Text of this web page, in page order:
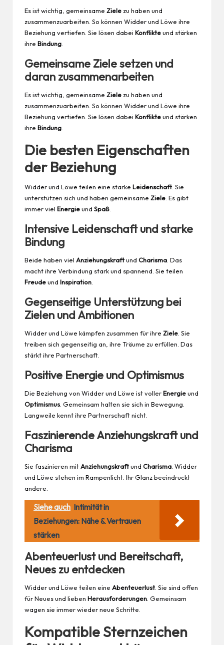
Es ist wichtig, gemeinsame Ziele zu haben und
zusammenzuarbeiten. So können Widder und Löwe ihre
Beziehung vertiefen. Sie lösen dabei Konflikteund stärken
ihre Bindung
Gemeinsame Ziele setzen und
daran zusammenarbeiten
Es ist wichtig, gemeinsame Ziele zu haben und
zusammenzuarbeiten. So können Widder und Löwe ihre
Beziehung vertiefen. Sie lösen dabei Konflikteund stärken
ihre Bindung
Die besten Eigenschaften
der Beziehung
Widder und Löwe teilen eine starke Leidenschaft . Sie
unterstützen sich und haben gemeinsame Ziele . Es gibt
immer viel Energieund Spaß
Intensive Leidenschaft und starke
Bindung
Beide haben viel Anziehungskraftund Charisma . Das
macht ihre Verbindung stark und spannend. Sie teilen
Freudeund Inspiration
Gegenseitige Unterstützung bei
Zielen und Ambitionen
Widder und Löwe kämpfen zusammen für ihre Ziele . Sie
treiben sich gegenseitig an, ihre Träume zu erfüllen. Das
stärkt ihre Partnerschaft.
Positive Energie und Optimismus
Die Beziehung von Widder und Löwe ist vollerEnergieund
Optimismus . Gemeinsam halten sie sich in Bewegung.
Langweile kennt ihre Partnerschaft nicht.
Faszinierende Anziehungskraft und
Charisma
Sie faszinieren mitAnziehungskraftund Charisma . Widder
und Löwe stehen im Rampenlicht. Ihr Glanz beeindruckt
andere.
Siehe auch Intimität in
Beziehungen: Nähe & Vertrauen
stärken
Abenteuerlust und Bereitschaft,
Neues zu entdecken
Widder und Löwe teilen eine Abenteuerlust . Sie sind offen
für Neues und lieben Herausforderungen . Gemeinsam
wagen sie immer wieder neue Schritte.
Kompatible Sternzeichen